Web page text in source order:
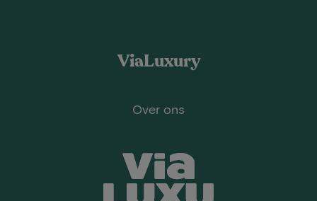
ViaLuxury
Over ons